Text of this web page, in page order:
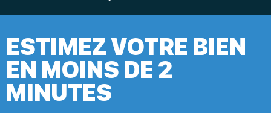
ESTIMEZ VOTRE BIEN
EN MOINS DE 2
MINUTES